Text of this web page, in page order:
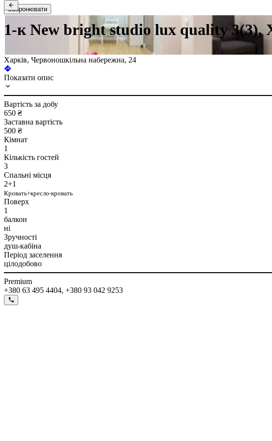
1-к New bright studio lux quality 3(3),
Забронювати
Харків, Червоношкільна набережна, 24
Показати опис
Вартість за добу
650 ₴
Заставна вартість
500 ₴
Кімнат
1
Кількість гостей
3
Спальні місця
2+1
Кровать+кресло-кровать
Поверх
1
балкон
ні
Зручності
душ-кабіна
Період заселення
цілодобово
Premium
+380 63 495 4404, +380 93 042 9253